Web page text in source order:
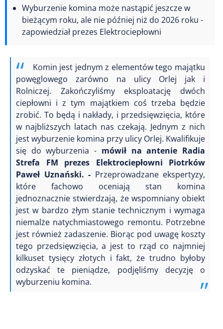
Wyburzenie komina może nastąpić jeszcze w
bieżącym roku, ale nie później niż do 2026 roku -
zapowiedział prezes Elektrociepłowni
Komin jest jednym z elementów tego majątku
powęglowego zarówno na ulicy Orlej jak i
Rolniczej. Zakończyliśmy eksploatację dwóch
ciepłowni i z tym majątkiem coś trzeba będzie
zrobić. To będą i nakłady, i przedsięwzięcia, które
w najbliższych latach nas czekają. Jednym z nich
jest wyburzenie komina przy ulicy Orlej. Kwalifikuje
się do wyburzenia - mówił na antenie Radia
Strefa FM prezes Elektrociepłowni Piotrków
Paweł Uznański. - Przeprowadzane ekspertyzy,
które fachowo oceniają stan komina
jednoznacznie stwierdzają, że wspomniany obiekt
jest w bardzo złym stanie technicznym i wymaga
niemalże natychmiastowego remontu. Potrzebne
jest również zadaszenie. Biorąc pod uwagę koszty
tego przedsięwzięcia, a jest to rząd co najmniej
kilkuset tysięcy złotych i fakt, że trudno byłoby
odzyskać te pieniądze, podjęliśmy decyzję o
wyburzeniu komina.